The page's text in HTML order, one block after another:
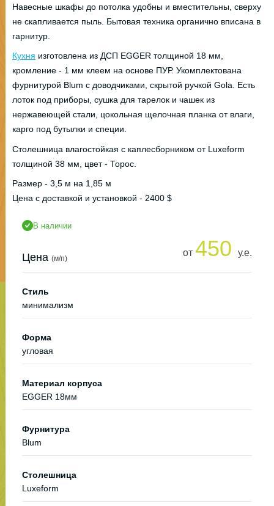
Навесные шкафы до потолка удобны и вместительны, сверху
не скапливается пыль. Бытовая техника органично вписана в
гарнитур.
Кухня изготовлена из ДСП EGGER толщиной 18 мм,
кромление - 1 мм клеем на основе ПУР. Укомплектована
фурнитурой Blum с доводчиками, скрытой ручкой Gola. Есть
лоток под приборы, сушка для тарелок и чашек из
нержавеющей стали, цокольная щелочная планка от влаги,
карго под бутылки и специи.
Столешница влагостойкая с каплесборником от Luxeform
толщиной 38 мм, цвет - Торос.
Размер - 3,5 м на 1,85 м
Цена с доставкой и установкой - 2400 $
В наличии
Цена (м/п)
от 450 у.е.
Стиль
минимализм
Форма
угловая
Материал корпуса
EGGER 18мм
Фурнитура
Blum
Столешница
Luxeform